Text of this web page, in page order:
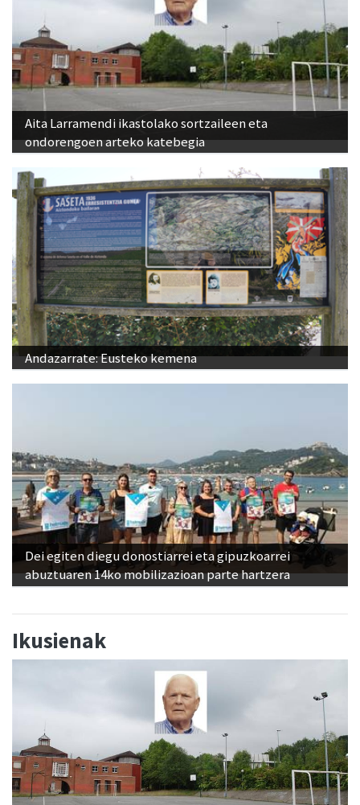
Aita Larramendi ikastolako sortzaileen eta
ondorengoen arteko katebegia
Andazarrate: Eusteko kemena
Dei egiten diegu donostiarrei eta gipuzkoarrei
abuztuaren 14ko mobilizazioan parte hartzera
Ikusienak